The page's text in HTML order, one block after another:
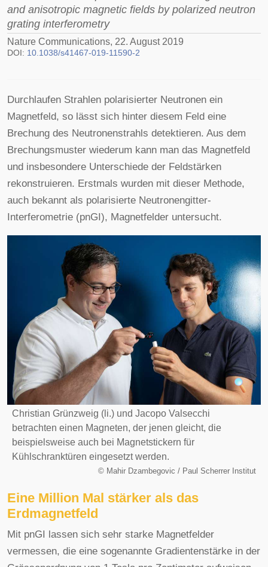
and anisotropic magnetic fields by polarized neutron
grating interferometry
Nature Communications, 22. August 2019
DOI: 10.1038/s41467-019-11590-2
Durchlaufen Strahlen polarisierter Neutronen ein
Magnetfeld, so lässt sich hinter diesem Feld eine
Brechung des Neutronenstrahls detektieren. Aus dem
Brechungsmuster wiederum kann man das Magnetfeld
und insbesondere Unterschiede der Feldstärken
rekonstruieren. Erstmals wurden mit dieser Methode,
auch bekannt als polarisierte Neutronengitter-
Interferometrie (pnGI), Magnetfelder untersucht.
Christian Grünzweig (li.) und Jacopo Valsecchi
betrachten einen Magneten, der jenen gleicht, die
beispielsweise auch bei Magnetstickern für
Kühlschranktüren eingesetzt werden.
© Mahir Dzambegovic / Paul Scherrer Institut
Eine Million Mal stärker als das
Erdmagnetfeld
Mit pnGI lassen sich sehr starke Magnetfelder
vermessen, die eine sogenannte Gradientenstärke in der